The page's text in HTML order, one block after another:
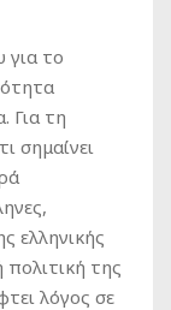
το
Για τη
σημαίνει
ελληνικής
πολιτική της
λόγος σε